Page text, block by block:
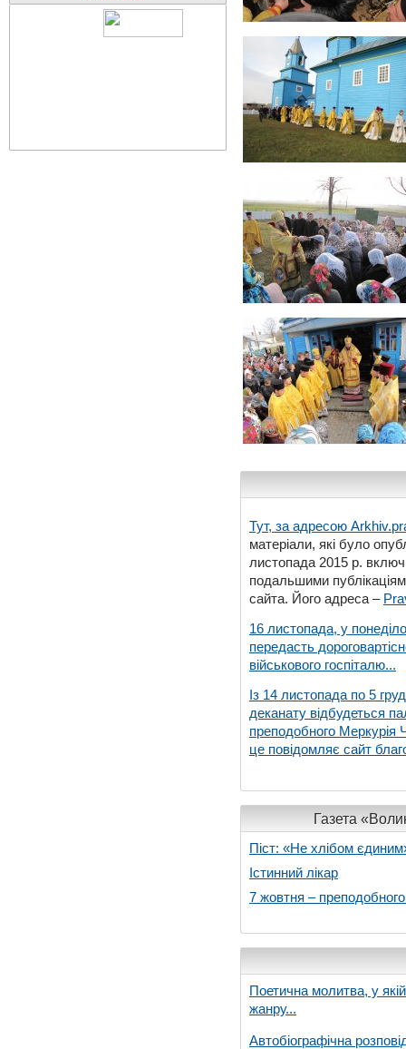
Тут, за адресою
матеріали, які було
листопада 2015 р.
подальшими
сайта. Його адреса –
16 листопада, у
передасть
військового госпіталю...
Із 14 листопада по 5
деканату відбудеться
преподобного Меркурія
це повідомляє сайт
Газета
Піст: «Не хлібом
Істинний лікар
7 жовтня –
Поетична молитва, у
жанру...
Автобіографічна